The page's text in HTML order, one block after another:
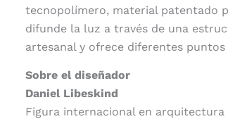
tecnopolímero, material patentado
difunde la luz a través de una
artesanal y ofrece diferentes
Sobre el diseñador
Daniel Libeskind
Figura internacional en